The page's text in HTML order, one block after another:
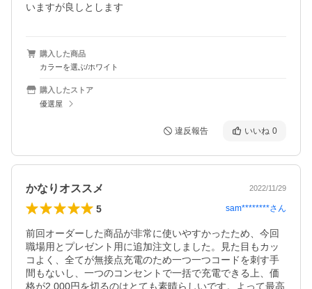
いますが良しとします
購入した商品
カラーを選ぶ/ホワイト
購入したストア
優選屋
違反報告 いいね 0
かなりオススメ 2022/11/29
5 sam********さん
前回オーダーした商品が非常に使いやすかったため、今回
職場用とプレゼント用に追加注文しました。見た目もカッ
コよく、全てが無接点充電のため一つ一つコードを刺す手
間もないし、一つのコンセントで一括で充電できる上、価
格が2,000円を切るのはとても素晴らしいです。よって最高